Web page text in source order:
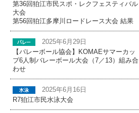
第36回狛江市民スポ・レクフェスティバル
大会
第56回狛江多摩川ロードレース大会 結果
2025年6月29日
【バレーボール協会】KOMAEサマーカッ
プ6人制バレーボール大会（7／13）組み合
わせ
2025年6月16日
R7狛江市民水泳大会